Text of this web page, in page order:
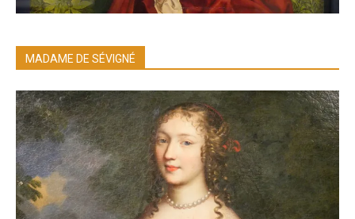
MADAME DE SÉVIGNÉ